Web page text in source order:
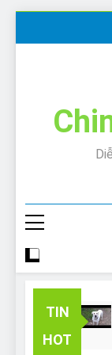
TIN
HOT